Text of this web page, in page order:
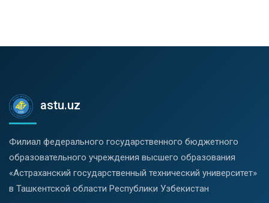
astu.uz
Филиал федерального государственного бюджетного
образовательного учреждения высшего образования
«Астраханский государственный технический университет»
в Ташкентской области Республики Узбекистан